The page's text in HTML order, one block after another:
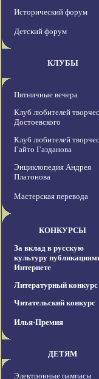
Исторический форум
Детский форум
КЛУБЫ
Пятничные вечера
Клуб любителей
Достоевского
Клуб любителей
Гайто Газданова
Энциклопедия Андрея
Платонова
Мастерская перевода
КОНКУРСЫ
За вклад в русскую
культуру
Интернете
Литературный конкурс
Читательский конкурс
Илья-Премия
ДЕТЯМ
Электронные пампасы